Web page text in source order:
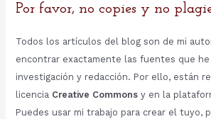
Por favor, no copies y no
Todos los artículos del blog son de mi
encontrar exactamente las fuentes que
investigación y redacción. Por ello, están
licencia Creative Commonsy en la
Puedes usar mi trabajo para crear el tuyo,